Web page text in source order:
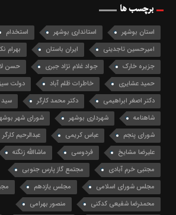
برچسب ها
استان بوشهر استانداری بوشهر
استخدام
امیرحسین تاجدینی
ایران باستان بهرام
جزیره خارک
جواد غلام نژاد جبری
حسن
حمید عشایری
خاطرات ظلم آباد
دولت
دکتر اصغر ابراهیمی
دکتر محمد کارگر
شاهنامه
شهرداری بوشهر
شورای شهر
شورای پنجم
عباس کریمی عبدالرحیم کارگر
علیرضا مشایخ
فردوسی
ماشاالله زنگنه
مجتبی خرم آبادی
مجتمع گاز پارس جنوبی
مجلس شورای اسلامی
مجلس یازدهم
محمدرضا شفیعی کدکنی
منصور بهرامی